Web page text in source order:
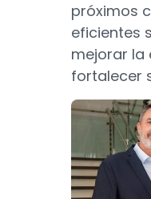
próximos
eficientes
mejorar la
fortalecer